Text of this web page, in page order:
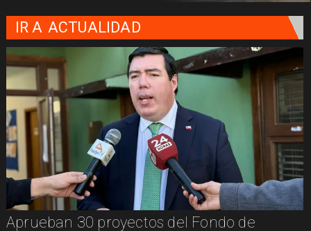
IR A ACTUALIDAD
Traveler Tips, la aplicación que nació en